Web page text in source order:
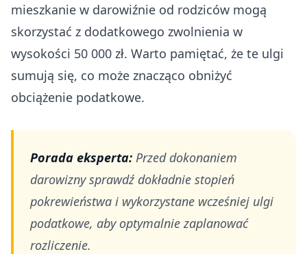
mieszkanie w darowiźnie od rodziców mogą
skorzystać z dodatkowego zwolnienia w
wysokości 50 000 zł. Warto pamiętać, że te ulgi
sumują się, co może znacząco obniżyć
obciążenie podatkowe.
Porada eksperta: Przed dokonaniem
darowizny sprawdź dokładnie stopień
pokrewieństwa i wykorzystane wcześniej ulgi
podatkowe, aby optymalnie zaplanować
rozliczenie.